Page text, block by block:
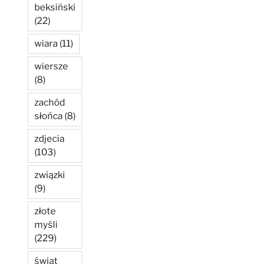
beksiński
(22)
wiara (11)
wiersze
(8)
zachód
słońca (8)
zdjecia
(103)
związki
(9)
złote
myśli
(229)
świat